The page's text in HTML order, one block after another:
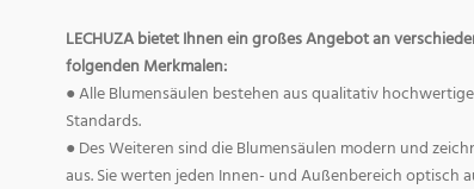
LECHUZA bietet Ihnen ein großes Angebot an
folgenden Merkmalen:
● Alle Blumensäulen bestehen aus qualitativ
Standards.
● Des Weiteren sind die Blumensäulen modern und
aus. Sie werten jeden Innen- und Außenbereich optisch